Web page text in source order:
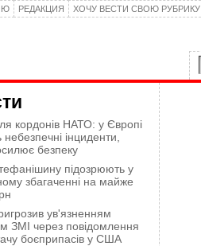
РЕДАКЦИЯ ХОЧУ ВЕСТИ СВОЮ РУБРИКУ
кордонів НАТО: у Європі
інциденти,
безпеку
підозрюють у
збагаченні на майже
ув'язненням
ЗМІ через повідомлення
боєприпасів у США